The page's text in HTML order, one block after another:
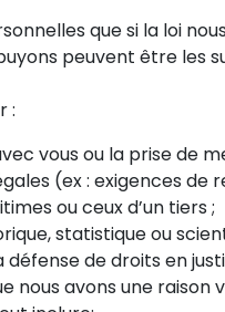
que si la loi
peuvent être les
:
vous ou la prise de
(ex : exigences
ou ceux d’un tiers ;
statistique ou
défense de droits en
nous avons une